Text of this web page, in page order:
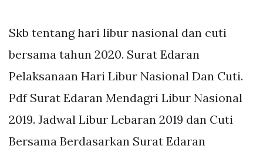
Skb tentang hari libur nasional dan cuti
bersama tahun 2020. Surat Edaran
Pelaksanaan Hari Libur Nasional Dan Cuti.
Pdf Surat Edaran Mendagri Libur Nasional
2019. Jadwal Libur Lebaran 2019 dan Cuti
Bersama Berdasarkan Surat Edaran